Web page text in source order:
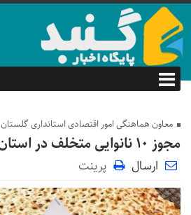
معاون هماهنگی امور اقتصادی استانداری گلستان
مجوز ۱۰ نانوایی متخلف در استان گلستان باطل شد
ارسال پرینت